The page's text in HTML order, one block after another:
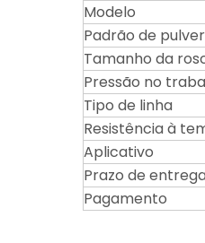
Modelo
Padrão de
Tamanho da
Pressão no
Tipo de linha
Resistência à
Aplicativo
Prazo de
Pagamento